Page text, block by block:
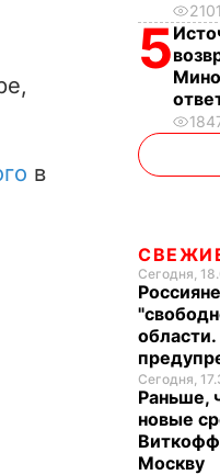
в
5
Сегодня,
Сегодня,
Раньше,
новые
Москву